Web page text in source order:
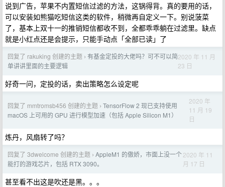
说到广告，苹果不内置短信过滤的方法，这锅得背。真的要用的话，
可以安装如熊猫吃短信这类的软件，稍微再自定义一下。别说菠菜
了，基本上双十一的推销短信都收不到，全都乖乖躺在过滤里。缺点
就是小红点还是会提示，只能手动点「全部已读」了
回复了 rakuking 创建的主题 › 有基金定投的大佬吗？可不可以简
单讲讲里面的主要逻辑
2020 年 11 月
23 日
好奇一问，定投的话，卖出策略怎么设定呢
回复了 mmtromsb456 创建的主题 › TensorFlow 2 现已支持使用
macOS 上可用的 GPU 进行模型加速（包括 Apple Silicon M1）
2020 年
11 月 19
日
炼丹，风扇转了吗？
回复了 3dwelcome 创建的主题 › AppleM1 的傲娇，市面上没一个
能打的游戏芯片，包括 RTX 3090。
2020 年 11
月 17 日
甚至看不出这是吹还是黑。。。